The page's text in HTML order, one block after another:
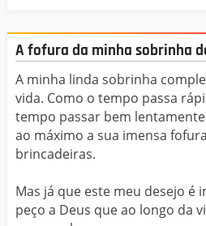
A fofura da minha sobrinha
A minha linda sobrinha
vida. Como o tempo passa
tempo passar bem
ao máximo a sua imensa
brincadeiras.
Mas já que este meu desejo é
peço a Deus que ao longo da